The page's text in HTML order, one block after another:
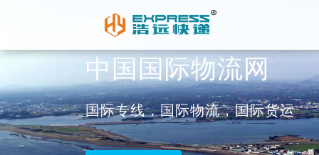
中国国际物流网
国际专线，国际物流，国际货运